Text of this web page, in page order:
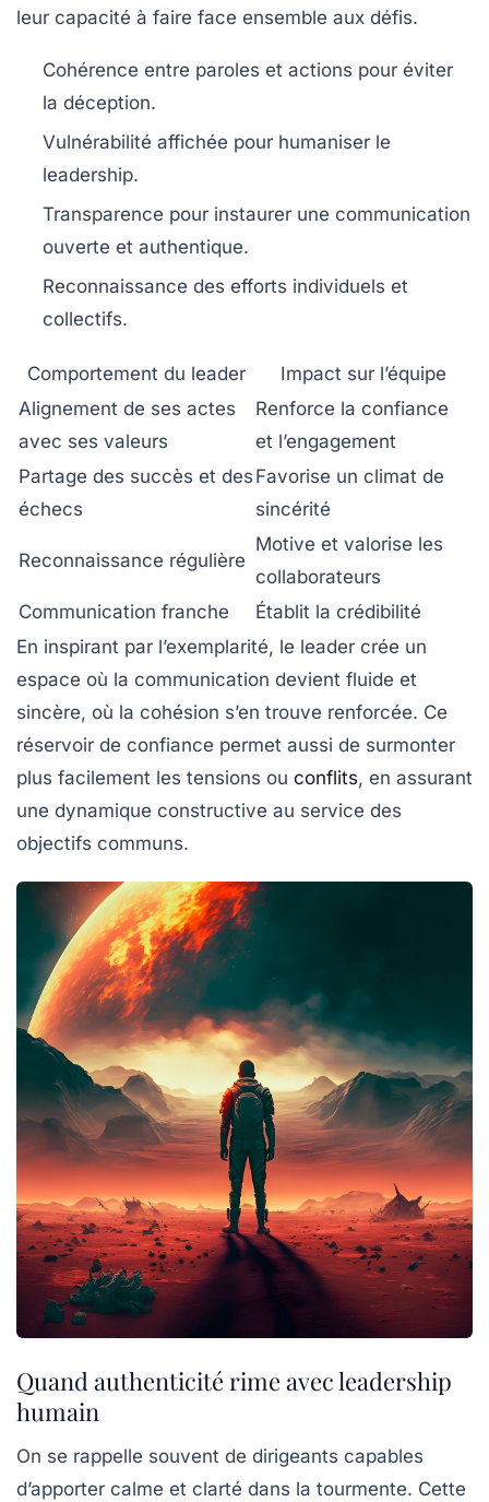
leur capacité à faire face ensemble aux défis.
Cohérence entre paroles et actions pour éviter
la déception.
Vulnérabilité affichée pour humaniser le
leadership.
Transparence pour instaurer une communication
ouverte et authentique.
Reconnaissance des efforts individuels et
collectifs.
Comportement du leader
Impact sur l’équipe
Alignement de ses actes
avec ses valeurs
Renforce la confiance
et l’engagement
Partage des succès et des
échecs
Favorise un climat de
sincérité
Reconnaissance régulière
Motive et valorise les
collaborateurs
Communication franche
Établit la crédibilité
En inspirant par l’exemplarité, le leader crée un
espace où la communication devient fluide et
sincère, où la cohésion s’en trouve renforcée. Ce
réservoir de confiance permet aussi de surmonter
plus facilement les tensions ou conflits, en assurant
une dynamique constructive au service des
objectifs communs.
Quand authenticité rime avec leadership
humain
On se rappelle souvent de dirigeants capables
d’apporter calme et clarté dans la tourmente. Cette